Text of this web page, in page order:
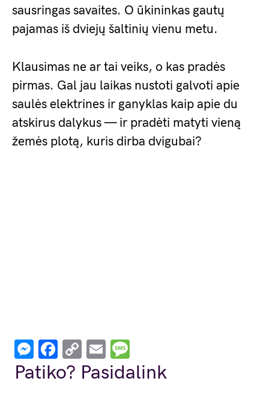
sausringas savaites. O ūkininkas gautų
pajamas iš dviejų šaltinių vienu metu.
Klausimas ne ar tai veiks, o kas pradės
pirmas. Gal jau laikas nustoti galvoti apie
saulės elektrines ir ganyklas kaip apie du
atskirus dalykus — ir pradėti matyti vieną
žemės plotą, kuris dirba dvigubai?
Messenger
Facebook
Copy
Link
Email
Patiko? Pasidalink